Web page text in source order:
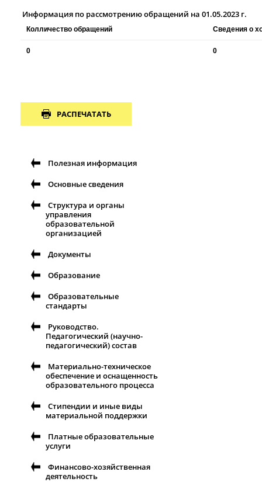
Информация по рассмотрению обращений на 01.05.2023 г.
Колличество обращений Сведения о
0 0
РАСПЕЧАТАТЬ
Полезная информация
Основные сведения
Структура и органы
управления
образовательной
организацией
Документы
Образование
Образовательные
стандарты
Руководство.
Педагогический (научно-
педагогический) состав
Материально-техническое
обеспечение и оснащенность
образовательного процесса
Стипендии и иные виды
материальной поддержки
Платные образовательные
услуги
Финансово-хозяйственная
деятельность